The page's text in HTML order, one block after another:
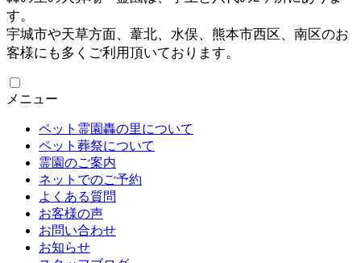
す。
宇城市や天草方面、葦北、水俣、熊本市西区、南区のお
客様にも多くご利用頂いております。
メニュー
ペット霊園轟の里について
ペット葬祭について
霊園のご案内
ネットでのご予約
よくある質問
お客様の声
お問い合わせ
お知らせ